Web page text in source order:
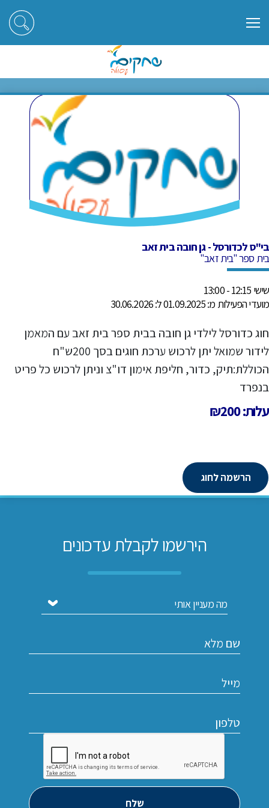
בי"ס לכדורסל - גן חובה בית זאב
בי"ס לכדורסל - גן חובה בית זאב
בית ספר "בית זאב"
שישי 12:15 - 13:00
מועדי הפעילות מ: 01.09.2025 ל: 30.06.2026
חוג כדורסל לילדי גן חובה בבית ספר בית זאב עם המאמן
לידור שמואל יתן לרכוש ערכת חוגים בסך 200ש"ח
הכוללת:תיק, כדור, חליפת אימון דו"צ וניתן לרכוש כל פריט
בנפרד
עלות: ₪200
הרשמה לחוג
הירשמו לקבלת עדכונים
שלח